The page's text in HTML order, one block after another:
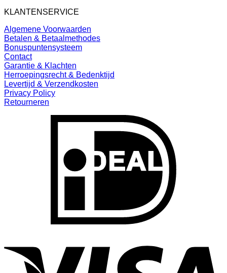
KLANTENSERVICE
Algemene Voorwaarden
Betalen & Betaalmethodes
Bonuspuntensysteem
Contact
Garantie & Klachten
Herroepingsrecht & Bedenktijd
Levertijd & Verzendkosten
Privacy Policy
Retourneren